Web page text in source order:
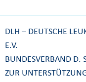
DLH – DEUTSCHE
E.V.
BUNDESVERBAND D.
ZUR